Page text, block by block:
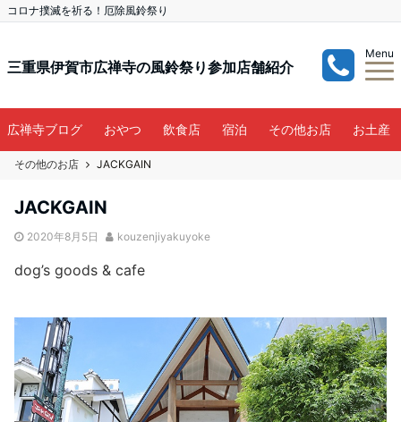
コロナ撲滅を祈る！厄除風鈴祭り
三重県伊賀市広禅寺の風鈴祭り参加店舗紹介
Menu
広禅寺ブログ おやつ 飲食店 宿泊 その他お店 お土産
その他のお店 JACKGAIN
JACKGAIN
2020年8月5日 kouzenjiyakuyoke
dog’s goods & cafe